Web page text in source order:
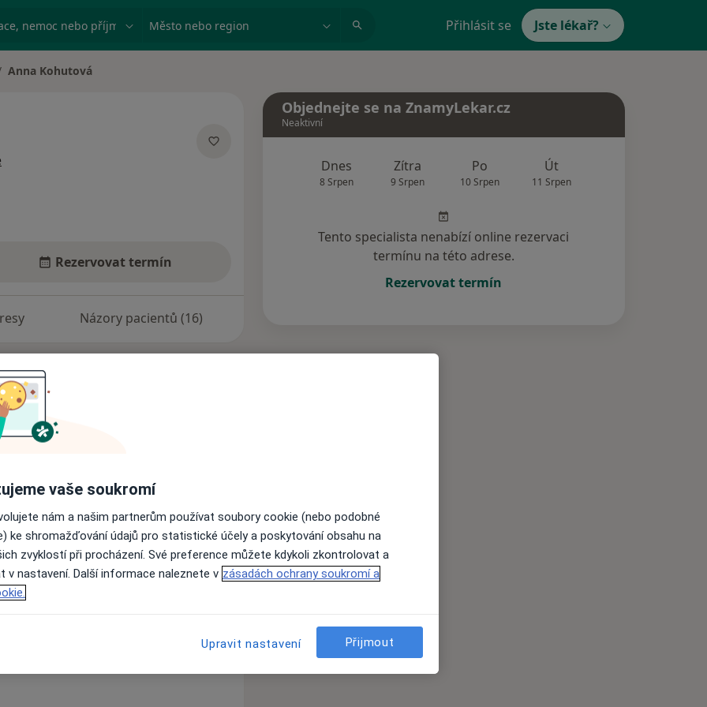
nemoc nebo příjmení Město nebo region Přihlásit se Jste lékař?
města
Anna Kohutová
Rezervovat termín
Názory pacientů (16)
životní cestě těhotenstvím,
principy kontaktního a vztahového
nalezly sílu a důvěřovaly
si dokázaly udržet své mateřské
sama.
aby se mu dostalo co
kam po porodu patří. Moje
navazuje na péči nemocniční
oslavou zrození a to, jakým
jejich budoucí vztah.
Objednejte se na ZnamyLekar.cz
Neaktivní
Dnes
8 Srpen
Zítra
9 Srpen
Po
10 Srpen
Út
11 Srpen
Tento specialista nenabízí online rezervaci
termínu na této adrese.
Rezervovat termín
vaše soukromí
nám a našim partnerům používat soubory cookie (nebo podobné
ke shromažďování údajů pro statistické účely a poskytování obsahu na
zvyklostí při procházení. Své preference můžete kdykoli zkontrolovat a
v nastavení. Další informace naleznete v zásadách ochrany soukromí a
Upravit nastavení Přijmout